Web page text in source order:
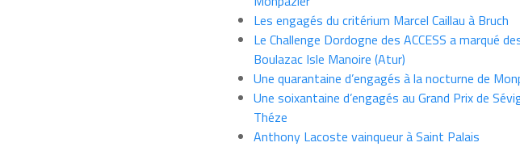
Les engagés du critérium Marcel Caillau à Bruch
Le Challenge Dordogne des ACCESS a marqué
Boulazac Isle Manoire (Atur)
Une quarantaine d’engagés à la nocturne de
Une soixantaine d’engagés au Grand Prix de
Théze
Anthony Lacoste vainqueur à Saint Palais